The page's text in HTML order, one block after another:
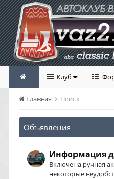
Клуб
Главная Поиск
Объявления
Информация
Включена ручная
некоторые